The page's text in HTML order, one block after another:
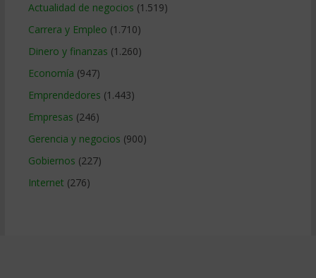
Actualidad de negocios (1.519)
Carrera y Empleo (1.710)
Dinero y finanzas (1.260)
Economía (947)
Emprendedores (1.443)
Empresas (246)
Gerencia y negocios (900)
Gobiernos (227)
Internet (276)